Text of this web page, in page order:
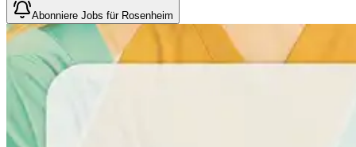
Abonniere Jobs für Rosenheim